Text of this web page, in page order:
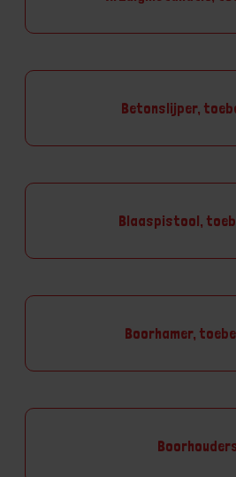
Betonslijper,
Blaaspistool,
Boorhamer,